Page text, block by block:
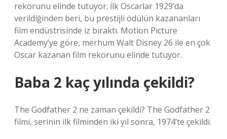
rekorunu elinde tutuyor. İlk Oscarlar 1929’da
verildiğinden beri, bu prestijli ödülün kazananları
film endüstrisinde iz bıraktı. Motion Picture
Academy’ye göre, merhum Walt Disney 26 ile en çok
Oscar kazanan film rekorunu elinde tutuyor.
Baba 2 kaç yılında çekildi?
The Godfather 2 ne zaman çekildi? The Godfather 2
filmi, serinin ilk filminden iki yıl sonra, 1974’te çekildi.